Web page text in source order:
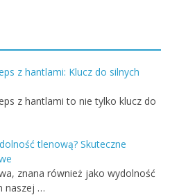
z hantlami: Klucz do silnych
z hantlami to nie tylko klucz do
tlenową? Skuteczne
znana również jako wydolność
naszej …